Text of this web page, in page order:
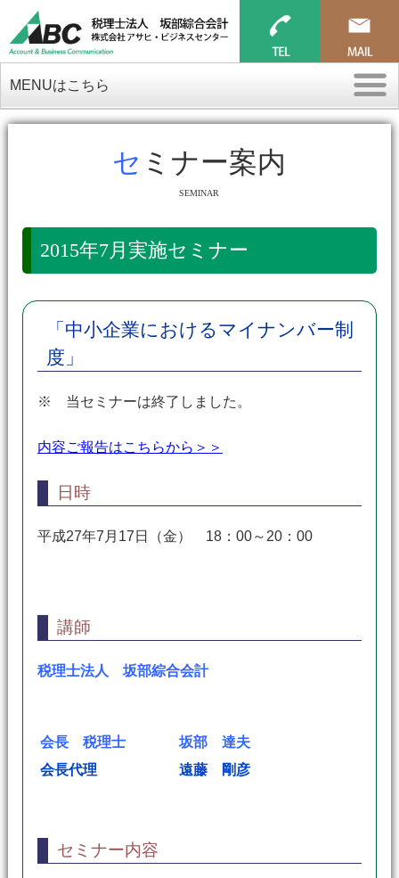
MENUはこちら
セミナー案内
SEMINAR
2015年7月実施セミナー
「中小企業におけるマイナンバー制
度」
※ 当セミナーは終了しました。
内容ご報告はこちらから＞＞
日時
平成27年7月17日（金） 18：00～20：00
講師
税理士法人 坂部綜合会計
会長 税理士
坂部 達夫
会長代理
遠藤 剛彦
セミナー内容